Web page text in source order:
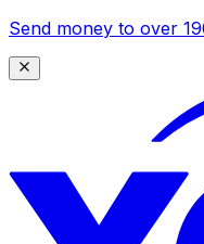
Send money to over